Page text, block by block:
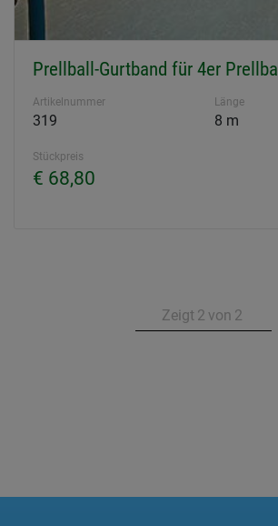
Prellball-Gurtband für 4er Prellball
Artikelnummer
319
Länge
8 m
Stückpreis
€ 68,80
Zeigt 2 von 2